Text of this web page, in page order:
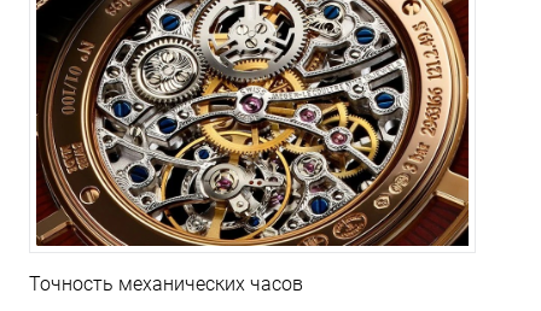
Точность механических часов